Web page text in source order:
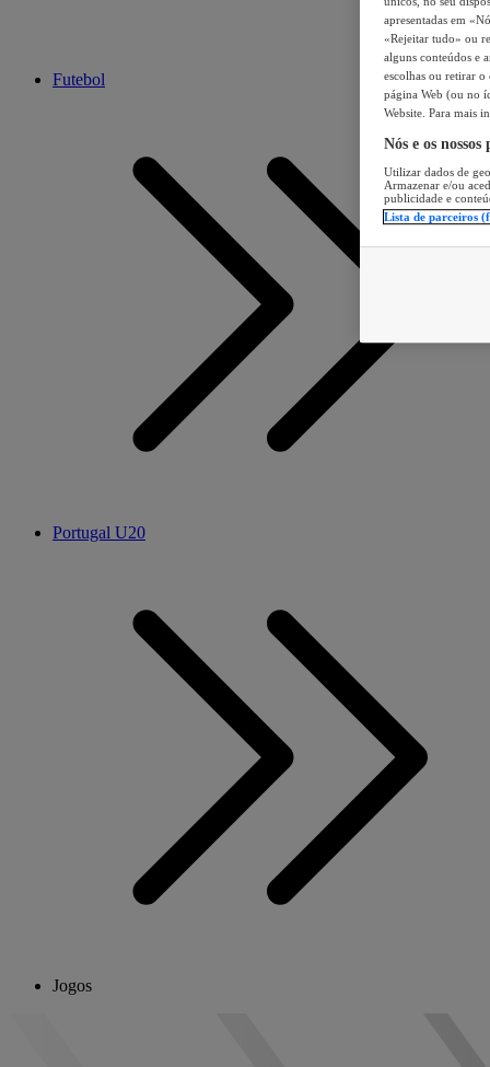
Futebol
Portugal U20
Jogos
apresentadas em
«Rejeitar tudo» ou
alguns conteúdos e
escolhas ou retirar
página Web (ou no
Website. Para mais
Nós e os
Utilizar dados de
Armazenar e/ou
publicidade e
Lista de parceiros